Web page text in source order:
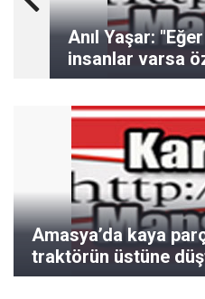
Anıl Yaşar:
insanlar varsa
Amasya’da kaya
traktörün üstüne